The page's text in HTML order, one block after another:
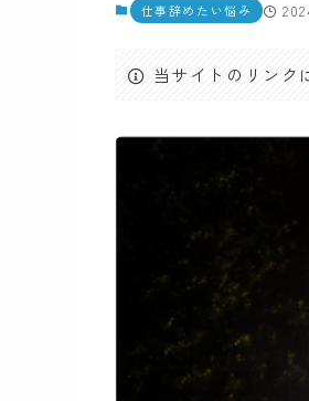
仕事辞めたい悩み
当サイトのリンク